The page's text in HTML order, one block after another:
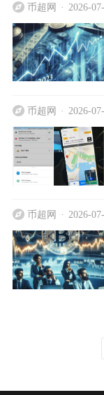
币超网 2026-
币超网 2026-
币超网 2026-